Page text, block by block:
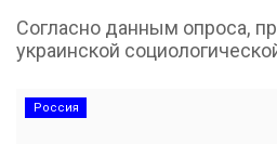
Согласно данным опроса,
украинской
Россия